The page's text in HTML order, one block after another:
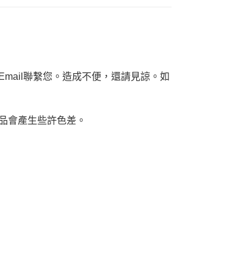
聯繫您。造成不便，還請見諒。如
會產生些許色差。